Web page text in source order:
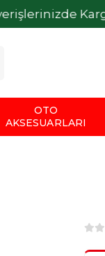
Kargo Ücretsiz!
OTO
AKSESUARLARI